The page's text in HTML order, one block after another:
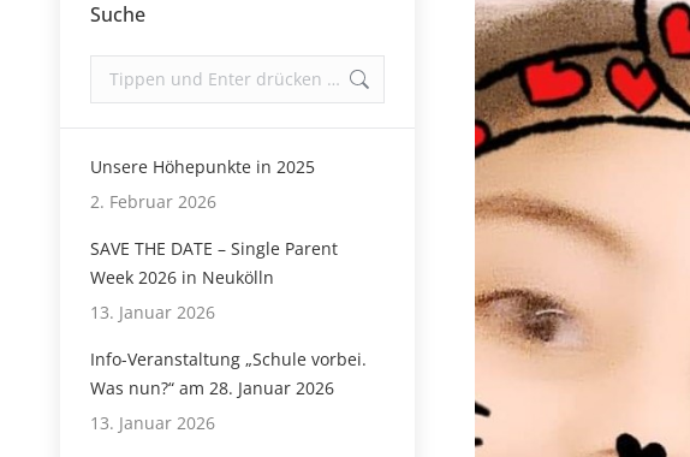
Suche
Search:
Unsere Höhepunkte in 2025
2. Februar 2026
SAVE THE DATE – Single Parent
Week 2026 in Neukölln
13. Januar 2026
Info-Veranstaltung „Schule vorbei.
Was nun?“ am 28. Januar 2026
13. Januar 2026